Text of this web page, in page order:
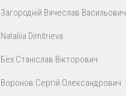
Загородній Вячеслав Васильович
Nataliia Dimitrieva
Бех Станіслав Вікторович
Воронов Сергій Олександрович